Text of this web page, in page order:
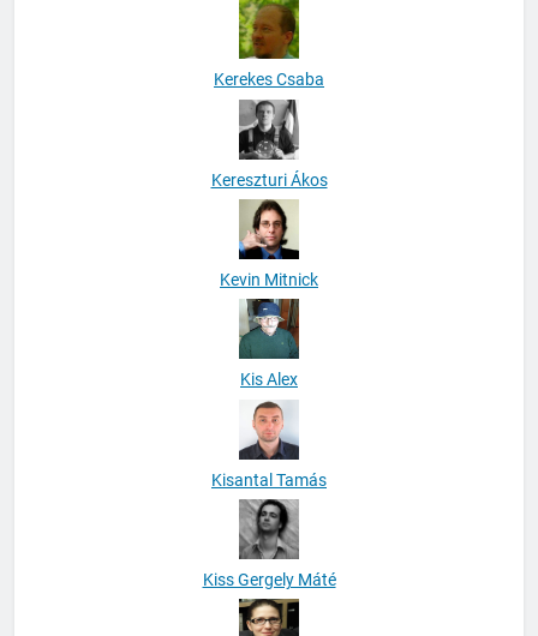
Kerekes Csaba
Kereszturi Ákos
Kevin Mitnick
Kis Alex
Kisantal Tamás
Kiss Gergely Máté